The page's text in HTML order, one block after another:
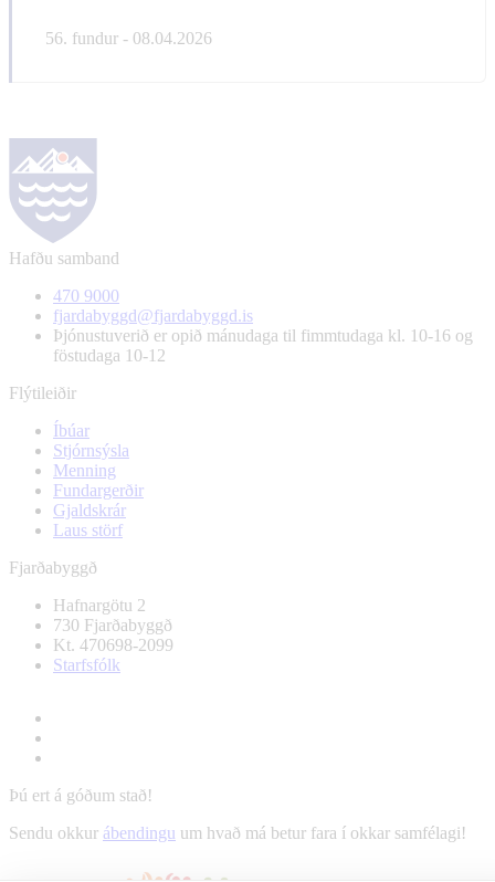
56. fundur - 08.04.2026
Hafðu samband
470 9000
fjardabyggd@fjardabyggd.is
Þjónustuverið er opið mánudaga til fimmtudaga kl. 10-16 og
föstudaga 10-12
Flýtileiðir
Íbúar
Stjórnsýsla
Menning
Fundargerðir
Gjaldskrár
Laus störf
Fjarðabyggð
Hafnargötu 2
730 Fjarðabyggð
Kt. 470698-2099
Starfsfólk
Þú ert á góðum stað!
Sendu okkur ábendingu um hvað má betur fara í okkar samfélagi!